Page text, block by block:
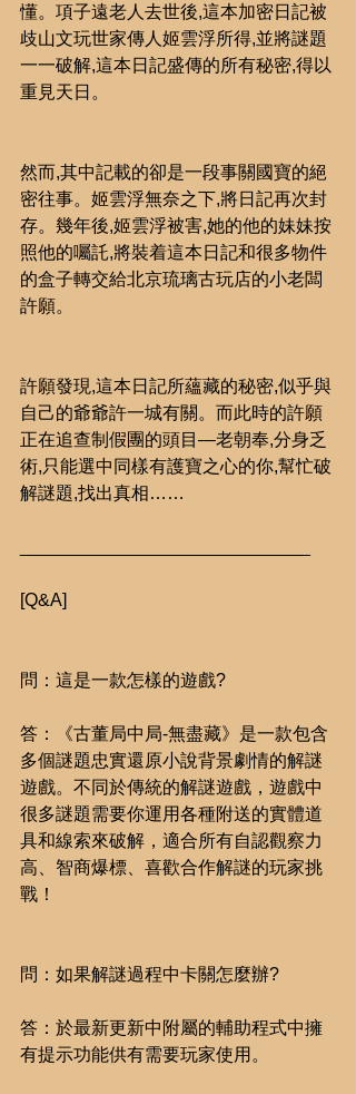
懂。項子遠老人去世後,這本加密日記被
歧山文玩世家傳人姬雲浮所得,並將謎題
一一破解,這本日記盛傳的所有秘密,得以
重見天日。
然而,其中記載的卻是一段事關國寶的絕
密往事。姬雲浮無奈之下,將日記再次封
存。幾年後,姬雲浮被害,她的他的妹妹按
照他的囑託,將裝着這本日記和很多物件
的盒子轉交給北京琉璃古玩店的小老闆
許願。
許願發現,這本日記所蘊藏的秘密,似乎與
自己的爺爺許一城有關。而此時的許願
正在追查制假團的頭目—老朝奉,分身乏
術,只能選中同樣有護寶之心的你,幫忙破
解謎題,找出真相……
[Q&A]
問：這是一款怎樣的遊戲?
答：《古董局中局-無盡藏》是一款包含
多個謎題忠實還原小說背景劇情的解謎
遊戲。不同於傳統的解謎遊戲，遊戲中
很多謎題需要你運用各種附送的實體道
具和線索來破解，適合所有自認觀察力
高、智商爆標、喜歡合作解謎的玩家挑
戰！
問：如果解謎過程中卡關怎麼辦?
答：於最新更新中附屬的輔助程式中擁
有提示功能供有需要玩家使用。